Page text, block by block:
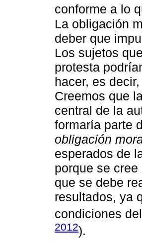
conforme a lo
La obligación
deber que
Los sujetos
protesta
hacer, es
Creemos que
central de la
formaría parte
obligación
esperados de
porque se
que se debe
resultados, ya
condiciones
2012).